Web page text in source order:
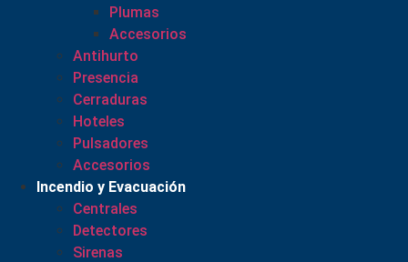
Plumas
Accesorios
Antihurto
Presencia
Cerraduras
Hoteles
Pulsadores
Accesorios
Incendio y Evacuación
Centrales
Detectores
Sirenas